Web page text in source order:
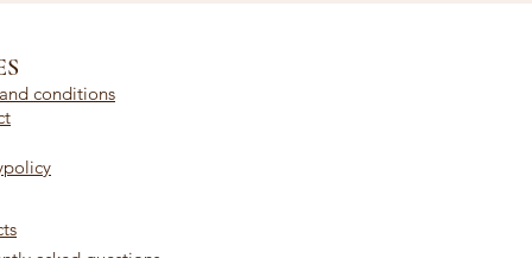
conditions